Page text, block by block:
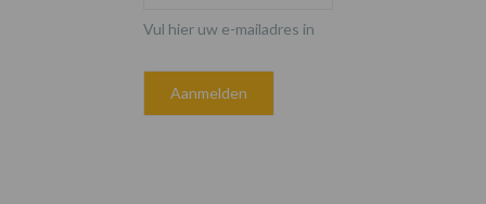
Vul hier uw e-mailadres in